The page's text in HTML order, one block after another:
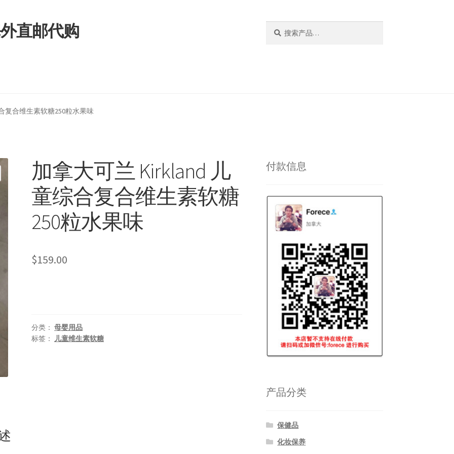
直邮代购
索：
复合维生素软糖250粒水果味
加拿大可兰 Kirkland 儿
童综合复合维生素软糖
250粒水果味
$159.00
分类：母婴用品
标签： 儿童维生素软糖
付款信息
产品分类
保健品
化妆保养